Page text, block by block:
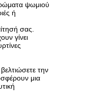
ψωμιού
ή
σας.
γίνει
την
μια